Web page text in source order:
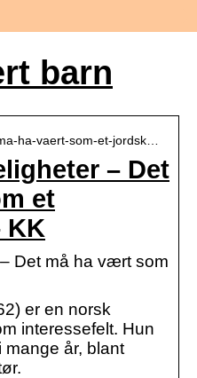
barn
ha-vaert-som-et-jordsk…
– Det
et
Det må ha vært som
er en norsk
interessefelt. Hun
mange år, blant